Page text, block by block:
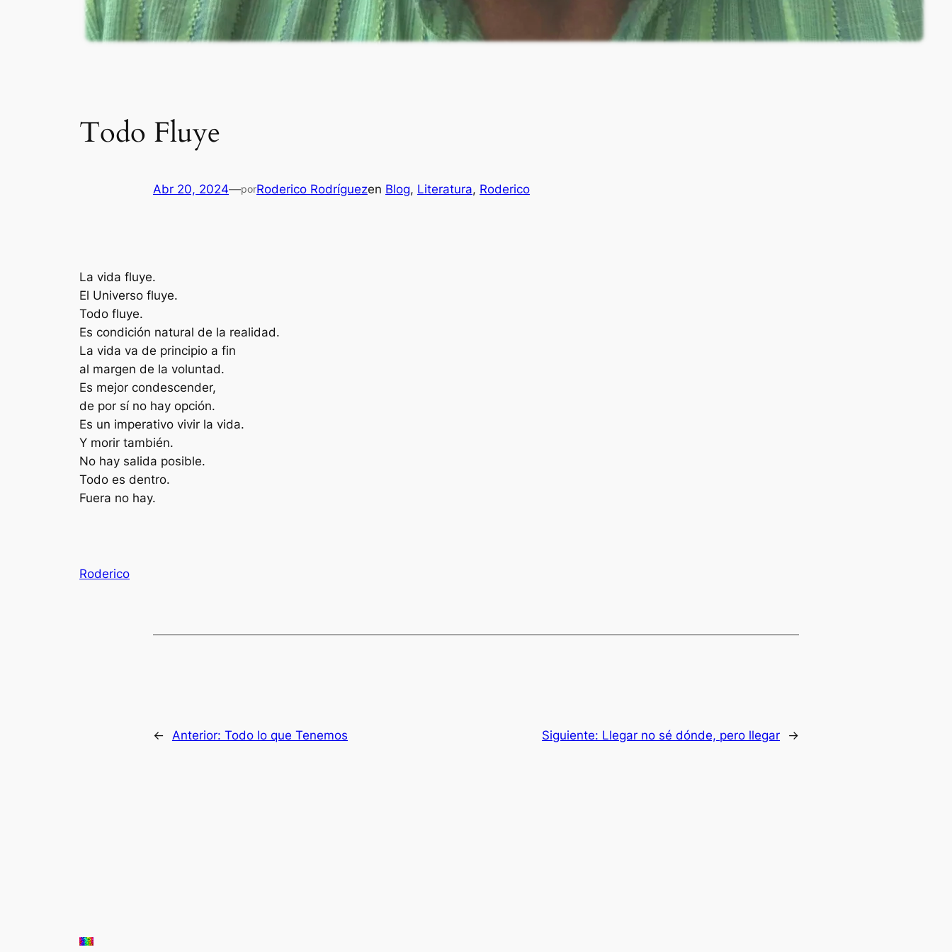
Todo Fluye
Abr 20, 2024—porRoderico Rodríguezen Blog, Literatura, Roderico
La vida fluye.
El Universo fluye.
Todo fluye.
Es condición natural de la realidad.
La vida va de principio a fin
al margen de la voluntad.
Es mejor condescender,
de por sí no hay opción.
Es un imperativo vivir la vida.
Y morir también.
No hay salida posible.
Todo es dentro.
Fuera no hay.
Roderico
← Anterior: Todo lo que Tenemos Siguiente: Llegar no sé dónde, pero llegar →